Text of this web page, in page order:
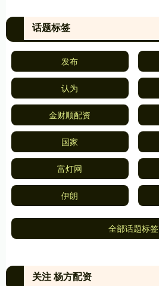
话题标签
发布
认为
金财顺配资
国家
富灯网
伊朗
全部话题标签
关注 杨方配资